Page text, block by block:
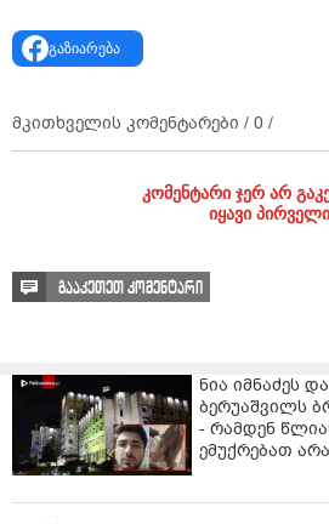
გაზიარება
მკითხველის კომენტარები / 0 /
კომენტარი ჯერ არ
იყავი
გააკეთეთ კომენტარი
ნია იმნაძეს
ბერუაშვილს
- რამდენ
ემუქრებათ